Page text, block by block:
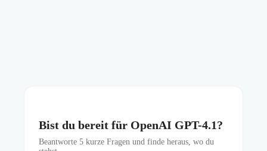
Bist du bereit für OpenAI GPT-4.1?
Beantworte 5 kurze Fragen und finde heraus, wo du